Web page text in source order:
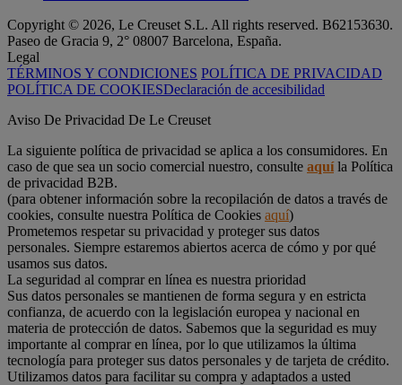
Copyright © 2026, Le Creuset S.L. All rights reserved. B62153630.
Paseo de Gracia 9, 2° 08007 Barcelona, España.
Legal
TÉRMINOS Y CONDICIONES POLÍTICA DE PRIVACIDAD
POLÍTICA DE COOKIESDeclaración de accesibilidad
Aviso De Privacidad De Le Creuset
La siguiente política de privacidad se aplica a los consumidores. En
caso de que sea un socio comercial nuestro, consulte aquíla Política
de privacidad B2B.
(para obtener información sobre la recopilación de datos a través de
cookies, consulte nuestra Política de Cookies aquí)
Prometemos respetar su privacidad y proteger sus datos
personales. Siempre estaremos abiertos acerca de cómo y por qué
usamos sus datos.
La seguridad al comprar en línea es nuestra prioridad
Sus datos personales se mantienen de forma segura y en estricta
confianza, de acuerdo con la legislación europea y nacional en
materia de protección de datos. Sabemos que la seguridad es muy
importante al comprar en línea, por lo que utilizamos la última
tecnología para proteger sus datos personales y de tarjeta de crédito.
Utilizamos datos para facilitar su compra y adaptados a usted